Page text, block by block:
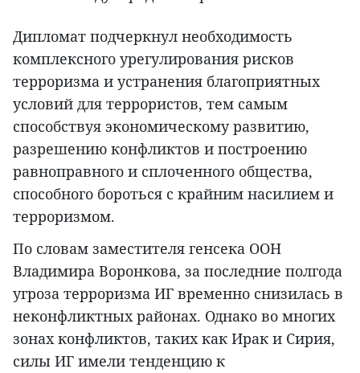
Дипломат подчеркнул необходимость
комплексного урегулирования рисков
терроризма и устранения благоприятных
условий для террористов, тем самым
способствуя экономическому развитию,
разрешению конфликтов и построению
равноправного и сплоченного общества,
способного бороться с крайним насилием и
терроризмом.
По словам заместителя генсека ООН
Владимира Воронкова, за последние полгода
угроза терроризма ИГ временно снизилась в
неконфликтных районах. Однако во многих
зонах конфликтов, таких как Ирак и Сирия,
силы ИГ имели тенденцию к